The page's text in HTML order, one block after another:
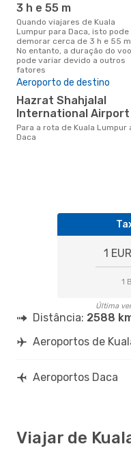
3 h e 55 m
Quando viajares de Kuala
Lumpur para Daca, isto pode
demorar cerca de 3 h e 55
No entanto, a duração do voo
pode variar devido a outros
fatores
Aeroporto de destino
Hazrat Shahjalal
International Airport
Para a rota de Kuala Lumpur a
Daca
1
1
Última
Distância: 2588
Aeroportos de
Aeroportos Daca
Viajar de